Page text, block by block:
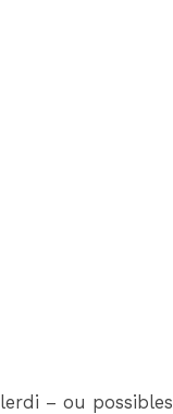
– ou possibles